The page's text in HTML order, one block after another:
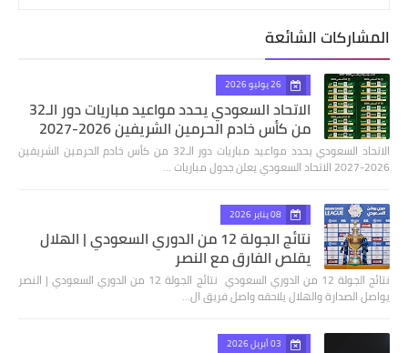
المشاركات الشائعة
26 يوليو 2026
الاتحاد السعودي يحدد مواعيد مباريات دور الـ32
من كأس خادم الحرمين الشريفين 2026-2027
الاتحاد السعودي يحدد مواعيد مباريات دور الـ32 من كأس خادم الحرمين الشريفين
2026-2027 الاتحاد السعودي يعلن جدول مباريات …
08 يناير 2026
نتائج الجولة 12 من الدوري السعودي | الهلال
يقلص الفارق مع النصر
نتائج الجولة 12 من الدوري السعودي نتائج الجولة 12 من الدوري السعودي | النصر
يواصل الصدارة والهلال يلاحقه واصل فريق ال…
03 أبريل 2026